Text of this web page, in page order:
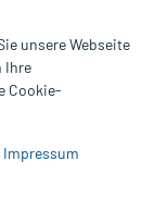
abgegeben.
für
Arzt. Bitte
unsere Webseite
Ihre
Cookie-
Impressum